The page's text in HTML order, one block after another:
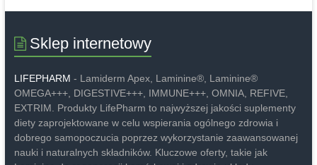
Sklep internetowy
LIFEPHARM - Lamiderm Apex, Laminine®, Laminine®
OMEGA+++, DIGESTIVE+++, IMMUNE+++, OMNIA, REFIVE,
EXTRIM. Produkty LifePharm to najwyższej jakości suplementy
diety zaprojektowane w celu wspierania ogólnego zdrowia i
dobrego samopoczucia poprzez wykorzystanie zaawansowanej
nauki i naturalnych składników. Kluczowe oferty, takie jak